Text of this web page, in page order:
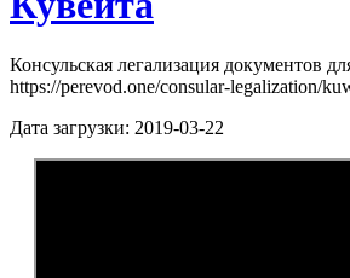
Консульская легализация документов
https://perevod.one/consular-legalization/
Дата загрузки: 2019-03-22